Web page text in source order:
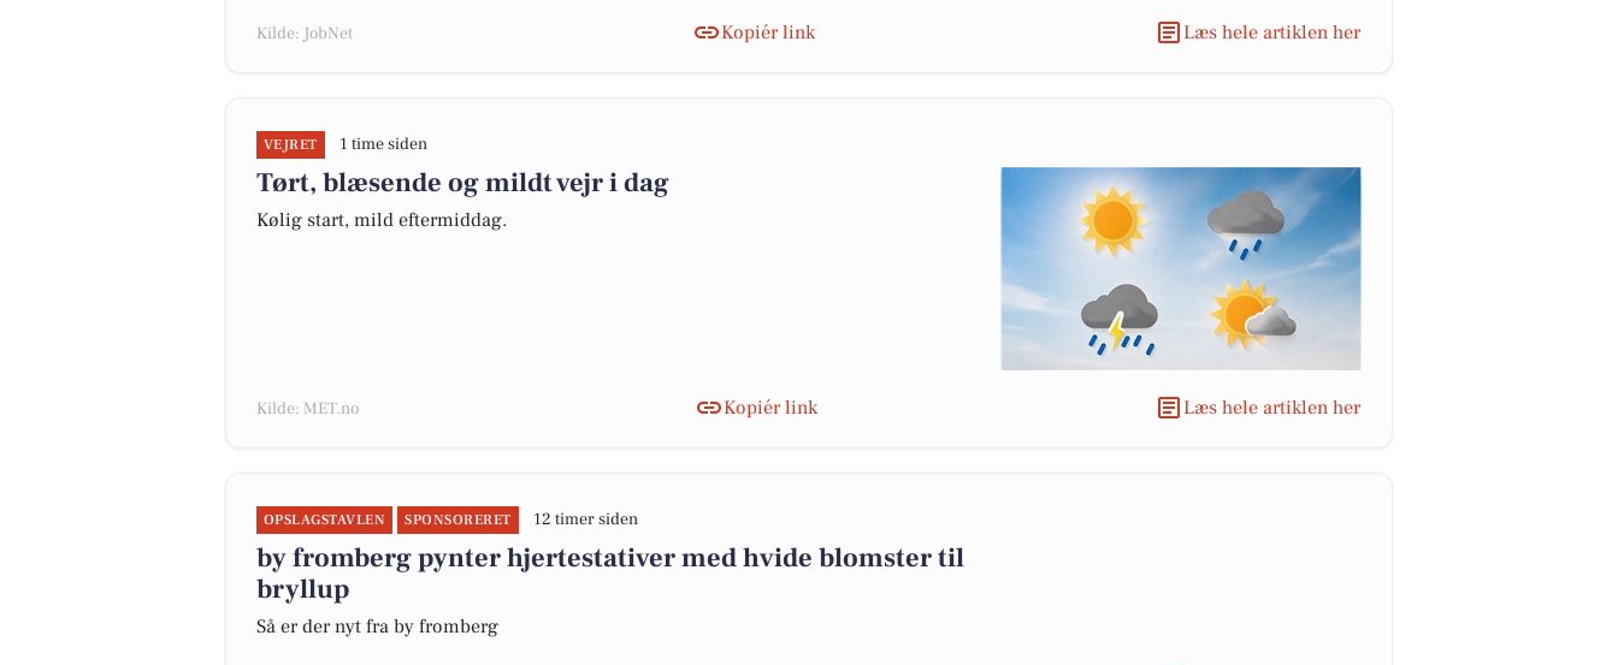
Kilde: JobNet Kopiér link Læs hele artiklen her
VEJRET 1 time siden
Tørt, blæsende og mildt vejr i dag
Kølig start, mild eftermiddag.
Kilde: MET.no Kopiér link Læs hele artiklen her
OPSLAGSTAVLEN SPONSORERET 12 timer siden
by fromberg pynter hjertestativer med hvide blomster til
bryllup
Så er der nyt fra by fromberg